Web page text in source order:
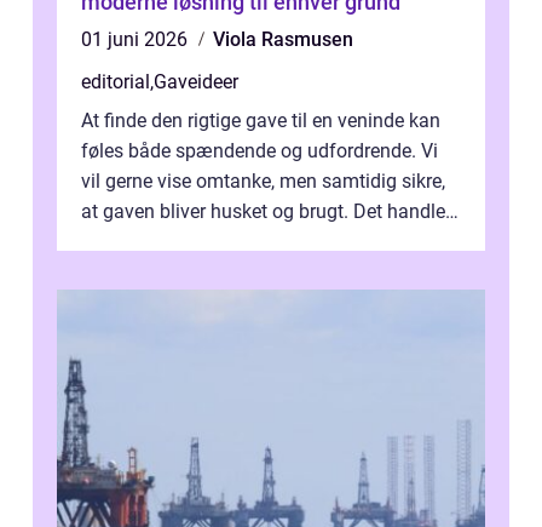
01 juni 2026
Viola Rasmusen
editorial,Gaveideer
At finde den rigtige gave til en veninde kan
føles både spændende og udfordrende. Vi
vil gerne vise omtanke, men samtidig sikre,
at gaven bliver husket og brugt. Det handler